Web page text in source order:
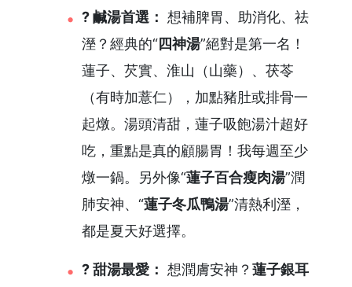
? 鹹湯首選： 想補脾胃、助消化、祛
溼？經典的“四神湯”絕對是第一名！
蓮子、芡實、淮山（山藥）、茯苓
（有時加薏仁），加點豬肚或排骨一
起燉。湯頭清甜，蓮子吸飽湯汁超好
吃，重點是真的顧腸胃！我每週至少
燉一鍋。另外像“蓮子百合瘦肉湯”潤
肺安神、“蓮子冬瓜鴨湯”清熱利溼，
都是夏天好選擇。
? 甜湯最愛： 想潤膚安神？ 蓮子銀耳